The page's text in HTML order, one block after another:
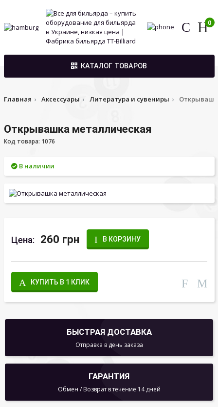
0
КАТАЛОГ ТОВАРОВ
Главная Аксессуары Литература и сувениры
Открывашка металлическая
Код товара: 1076
В наличии
Цена: 260 грн В КОРЗИНУ
КУПИТЬ В 1 КЛИК
БЫСТРАЯ ДОСТАВКА
Отправка в день заказа
ГАРАНТИЯ
Обмен / Возврат в течение 14 дней